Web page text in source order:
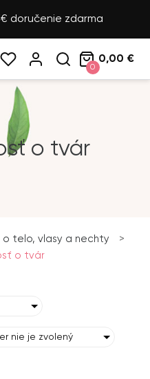
doručenie zdarma
0
0,00 €
o tvár
telo, vlasy a nechty
>
o tvár
nie je zvolený